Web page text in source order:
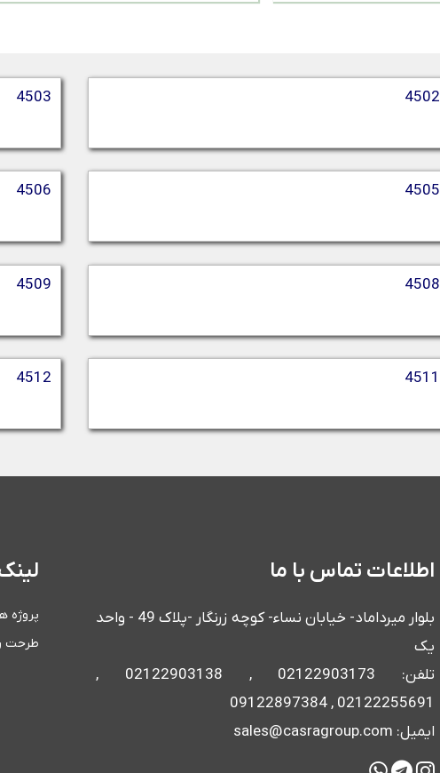
4502
4503
4505
4506
4508
4509
4511
4512
اطلاعات تماس با ما
بلوار میرداماد- خیابان نساء- کوچه زرنگار -پلاک 49 - واحد
یک
تلفن: 02122903173 , 02122903138 ,
02122255691 , 09122897384
ایمیل: sales@casragroup.com
پروژه
طرحت